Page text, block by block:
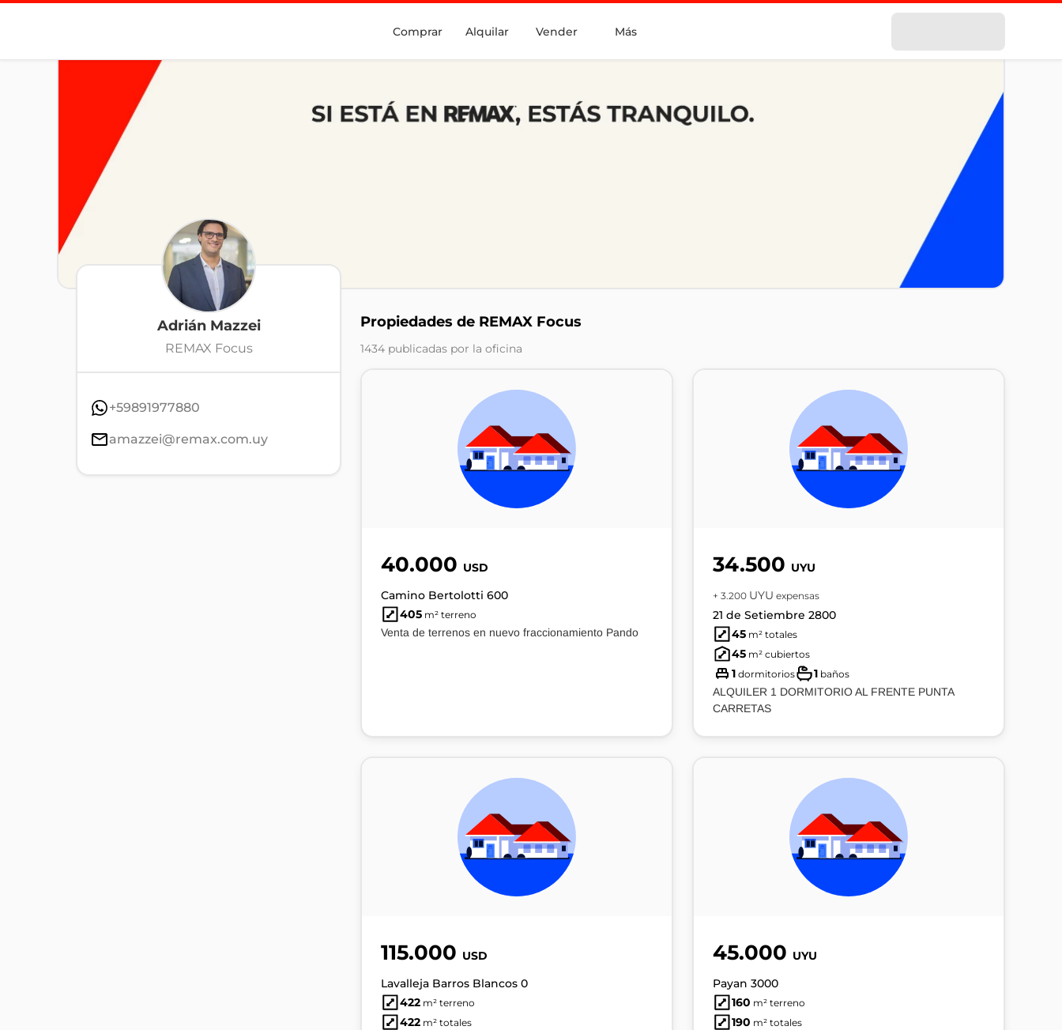
Comprar Alquilar Vender Más
Adrián Mazzei
REMAX Focus
+59891977880
amazzei@remax.com.uy
Propiedades de REMAX Focus
1434 publicadas por la oficina
40.000 USD
Camino Bertolotti 600
405 m² terreno
Venta de terrenos en nuevo fraccionamiento Pando
34.500 UYU
+ 3.200 UYU expensas
21 de Setiembre 2800
45 m² totales
45 m² cubiertos
1 dormitorios 1 baños
ALQUILER 1 DORMITORIO AL FRENTE PUNTA
CARRETAS
115.000 USD
Lavalleja Barros Blancos 0
422 m² terreno
422 m² totales
45.000 UYU
Payan 3000
160 m² terreno
190 m² totales